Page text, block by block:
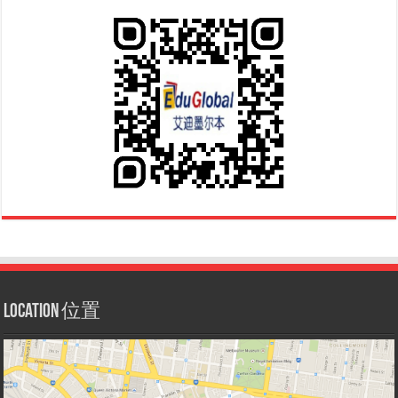
Location 位置